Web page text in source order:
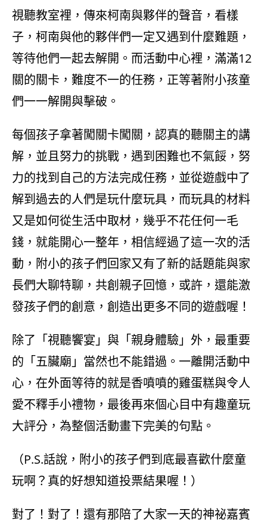
視聽教室裡，傳來柯南與夥伴的聲音，看樣
子，柯南與他的夥伴們一定又遇到什麼難題，
等待他們一起去解開。而活動中心裡，滿滿12
關的關卡，難度不一的任務，正等著附小孩童
們一一解開與擊破。
每個孩子拿著闖關卡闖關，認真的聽關主的講
解，並且努力的挑戰，遇到困難也不氣餒，努
力的找到自己的方法完成任務，並從遊戲中了
解到過去的人們是玩什麼玩具，而玩具的材料
又是如何從生活中取材，幾乎不花任何一毛
錢，就能開心一整年，相信經過了這一次的活
動，附小的孩子們回家又有了新的話題能與家
長們大聊特聊，共創親子回憶，或許，還能激
發孩子們的創意，創造出更多不同的遊戲喔！
除了「視聽饗宴」與「親身體驗」外，最重要
的「五臟廟」當然也不能錯過。一離開活動中
心，在外面等待的就是香噴噴的雞蛋糕與令人
愛不釋手小禮物，最後再來個心目中有趣童玩
大評分，為整個活動畫下完美的句點。
（P.S.話說，附小的孩子們到底最喜歡什麼童
玩啊？真的好想知道投票結果喔！）
對了！對了！還有那陪了大家一天的神祕嘉賓